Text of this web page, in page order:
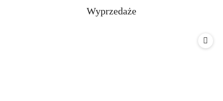
Pomiń karuzelę produktów
Produkty
Wyprzedaże